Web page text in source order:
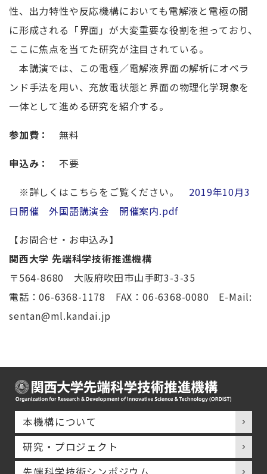
性、出力特性や反応機構においても電解液と電極の間
に形成される「界面」が大変重要な役割を担っており、
ここに焦点を当てた研究が注目されている。
本講演では、この電極／電解液界面の解析にオペラ
ンド手法を用い、充放電状態と界面の物理化学現象を
一体として進める研究を紹介する。
参加費： 無料
申込み：
不要
※詳しくはこちらをご覧ください。 2019年10月3
日開催 外国語講演会 開催案内.pdf
【お問合せ・お申込み】
関西大学 先端科学技術推進機構
〒564-8680 大阪府吹田市山手町3-3-35
電話：06-6368-1178 FAX：06-6368-0080 E-Mail:
sentan@ml.kandai.jp
本機構について
研究・プロジェクト